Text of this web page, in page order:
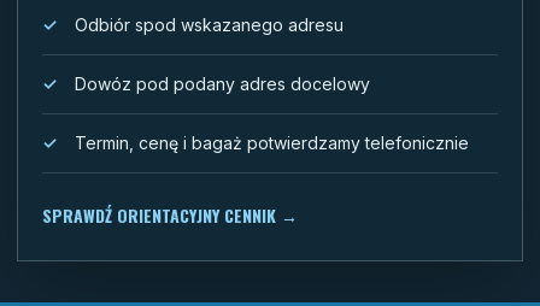
Odbiór spod wskazanego adresu
Dowóz pod podany adres docelowy
Termin, cenę i bagaż potwierdzamy telefonicznie
SPRAWDŹ ORIENTACYJNY CENNIK →